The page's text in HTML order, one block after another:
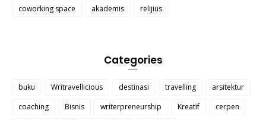
coworking space
akademis relijius
Categories
buku Writravellicious destinasi travelling
arsitektur
coaching
Bisnis writerpreneurship Kreatif
cerpen